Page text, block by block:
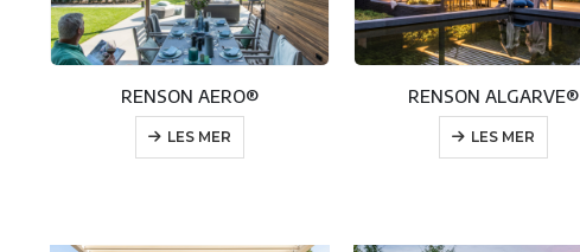
RENSON AERO®
LES MER
RENSON ALGARVE®
LES MER